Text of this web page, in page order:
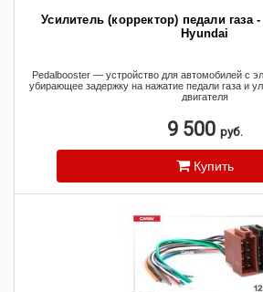
Усилитель (корректор) педали газа
Hyundai
Pedalbooster — устройство для автомобилей с
убирающее задержку на нажатие педали газа и
двигателя
9 500 руб.
Купить